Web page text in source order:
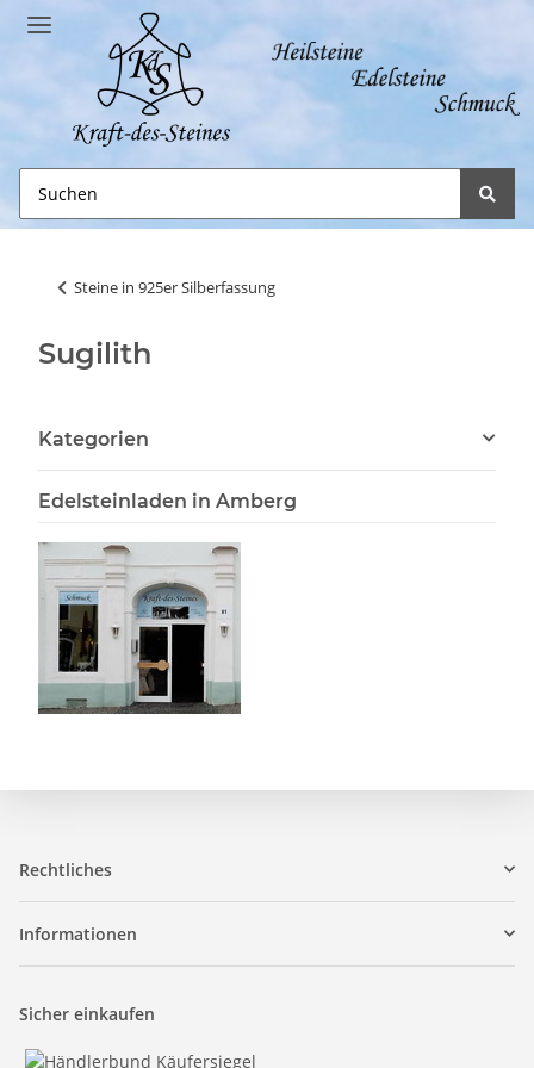
Steine in 925er Silberfassung
Sugilith
Kategorien
Edelsteinladen in Amberg
Rechtliches
Informationen
Sicher einkaufen